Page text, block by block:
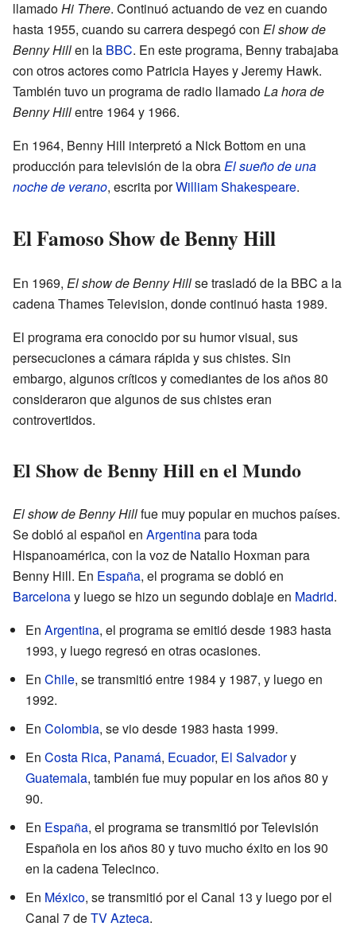
llamadoHi There. Continuó actuando de vez en cuando
hasta 1955, cuando su carrera despegó con El show de
Benny Hillen la BBC. En este programa, Benny trabajaba
con otros actores como Patricia Hayes y Jeremy Hawk.
También tuvo un programa de radio llamadoLa hora de
Benny Hillentre 1964 y 1966.
En 1964, Benny Hill interpretó a Nick Bottom en una
producción para televisión de la obraEl sueño de una
noche de verano, escrita porWilliam Shakespeare.
El Famoso Show de Benny Hill
En 1969, El show de Benny Hillse trasladó de la BBC a la
cadena Thames Television, donde continuó hasta 1989.
El programa era conocido por su humor visual, sus
persecuciones a cámara rápida y sus chistes. Sin
embargo, algunos críticos y comediantes de los años 80
consideraron que algunos de sus chistes eran
controvertidos.
El Show de Benny Hill en el Mundo
El show de Benny Hillfue muy popular en muchos países.
Se dobló al español en Argentinapara toda
Hispanoamérica, con la voz de Natalio Hoxman para
Benny Hill. En España, el programa se dobló en
Barcelonay luego se hizo un segundo doblaje en Madrid.
En Argentina, el programa se emitió desde 1983 hasta
1993, y luego regresó en otras ocasiones.
En Chile, se transmitió entre 1984 y 1987, y luego en
1992.
En Colombia, se vio desde 1983 hasta 1999.
En Costa Rica, Panamá, Ecuador, El Salvadory
Guatemala, también fue muy popular en los años 80 y
90.
En España, el programa se transmitió por Televisión
Española en los años 80 y tuvo mucho éxito en los 90
en la cadena Telecinco.
En México, se transmitió por el Canal 13 y luego por el
Canal 7 deTV Azteca.